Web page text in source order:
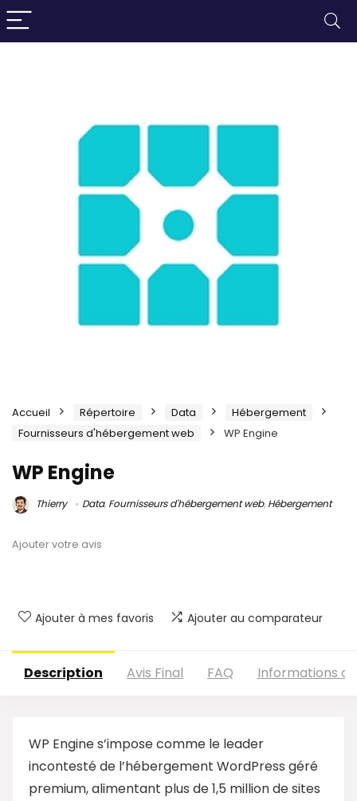
Accueil Répertoire Data
Hébergement
Fournisseurs d'hébergement web
WP Engine
WP Engine
Thierry Data, Fournisseurs d'hébergement web, Hébergement
Ajouter votre avis
Ajouter à mes favoris Ajouter au comparateur
Description Avis Final FAQ Informations
WP Engine s’impose comme le leader
incontesté de l’hébergement WordPress géré
premium, alimentant plus de 1,5 million de sites